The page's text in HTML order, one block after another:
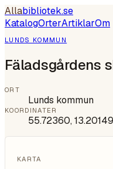
Allabibliotek.se
KatalogOrterArtiklarOm
LUNDS KOMMUN
Fäladsgårdens
ORT
Lunds kommun
KOORDINATER
55.72360,13.20149
KARTA